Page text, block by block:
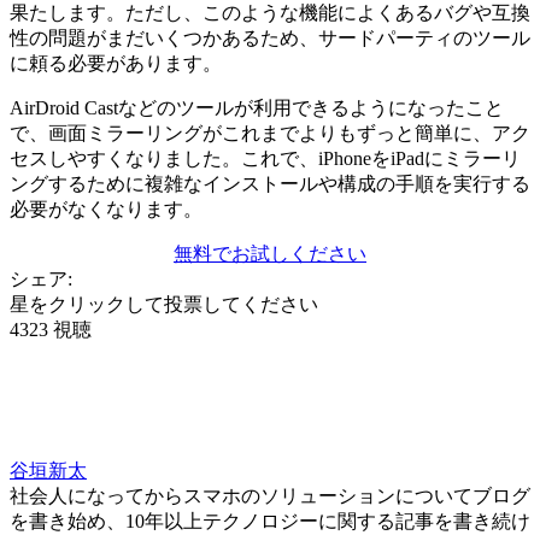
果たします。ただし、このような機能によくあるバグや互換
性の問題がまだいくつかあるため、サードパーティのツール
に頼る必要があります。
AirDroid Castなどのツールが利用できるようになったこと
で、画面ミラーリングがこれまでよりもずっと簡単に、アク
セスしやすくなりました。これで、iPhoneをiPadにミラーリ
ングするために複雑なインストールや構成の手順を実行する
必要がなくなります。
無料でお試しください
シェア:
星をクリックして投票してください
4323 視聴
谷垣新太
社会人になってからスマホのソリューションについてブログ
を書き始め、10年以上テクノロジーに関する記事を書き続け